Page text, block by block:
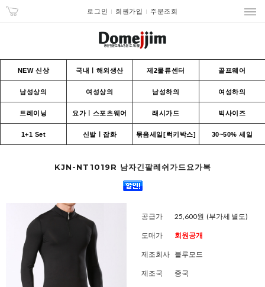
로그인 회원가입 주문조회
NEW 신상 국내ㅣ해외생산 제2물류센터 골프웨어
남성상의 여성상의 남성하의 여성하의
트레이닝 요가ㅣ스포츠웨어 래시가드 빅사이즈
1+1 Set 신발ㅣ잡화 묶음세일[럭키박스] 30~50% 세일
KJN-NT1019R 남자긴팔레쉬가드요가복
공급가 25,600원 (부가세 별도)
도매가 회원공개
제조회사 블루모드
제조국 중국